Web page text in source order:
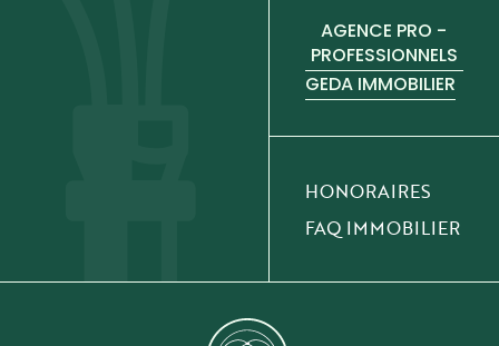
AGENCE PRO -
PROFESSIONNELS
GEDA IMMOBILIER
HONORAIRES
FAQ IMMOBILIER